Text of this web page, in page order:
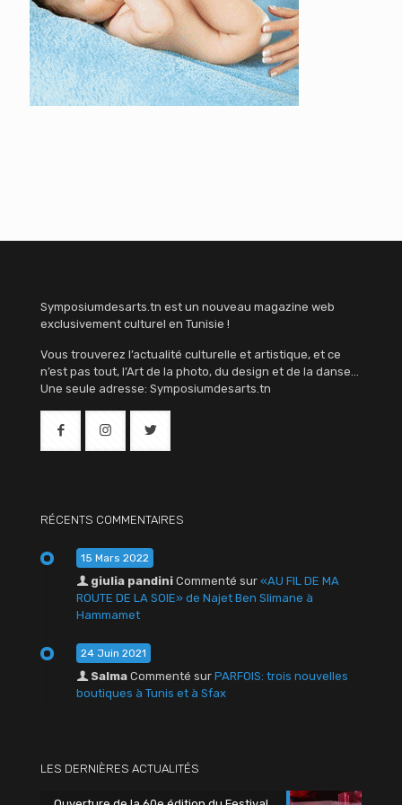
Symposiumdesarts.tn est un nouveau magazine web
exclusivement culturel en Tunisie !
Vous trouverez l’actualité culturelle et artistique, et ce
n’est pas tout, l’Art de la photo, du design et de la danse…
Une seule adresse: Symposiumdesarts.tn
RÉCENTS COMMENTAIRES
15 Mars 2022
giulia pandini Commenté sur «AU FIL DE MA
ROUTE DE LA SOIE» de Najet Ben Slimane à
Hammamet
24 Juin 2021
Salma Commenté sur PARFOIS: trois nouvelles
boutiques à Tunis et à Sfax
LES DERNIÈRES ACTUALITÉS